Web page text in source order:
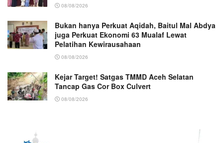
08/08/2026
Bukan hanya Perkuat Aqidah, Baitul Mal Abdya
juga Perkuat Ekonomi 63 Mualaf Lewat
Pelatihan Kewirausahaan
08/08/2026
Kejar Target! Satgas TMMD Aceh Selatan
Tancap Gas Cor Box Culvert
08/08/2026